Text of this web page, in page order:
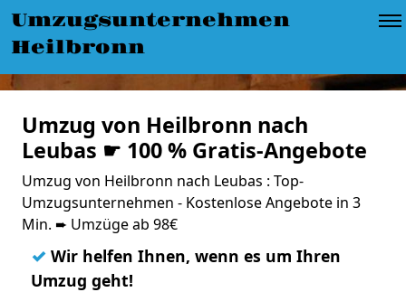
Umzugsunternehmen
Heilbronn
Umzug von Heilbronn nach
Leubas ☛ 100 % Gratis-Angebote
Umzug von Heilbronn nach Leubas : Top-
Umzugsunternehmen - Kostenlose Angebote in 3
Min. ➨ Umzüge ab 98€
✓ Wir helfen Ihnen, wenn es um Ihren
Umzug geht!